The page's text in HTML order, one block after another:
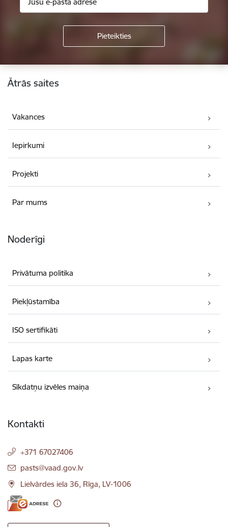
Kājene
Ātrās saites
Vakances
Iepirkumi
Projekti
Par mums
Noderīgi
Privātuma politika
Piekļūstamība
ISO sertifikāti
Lapas karte
Sīkdatņu izvēles maiņa
Kontakti
+371 67027406
E-pasts:
pasts@vaad.gov.lv
Lielvārdes iela 36, Rīga, LV-1006